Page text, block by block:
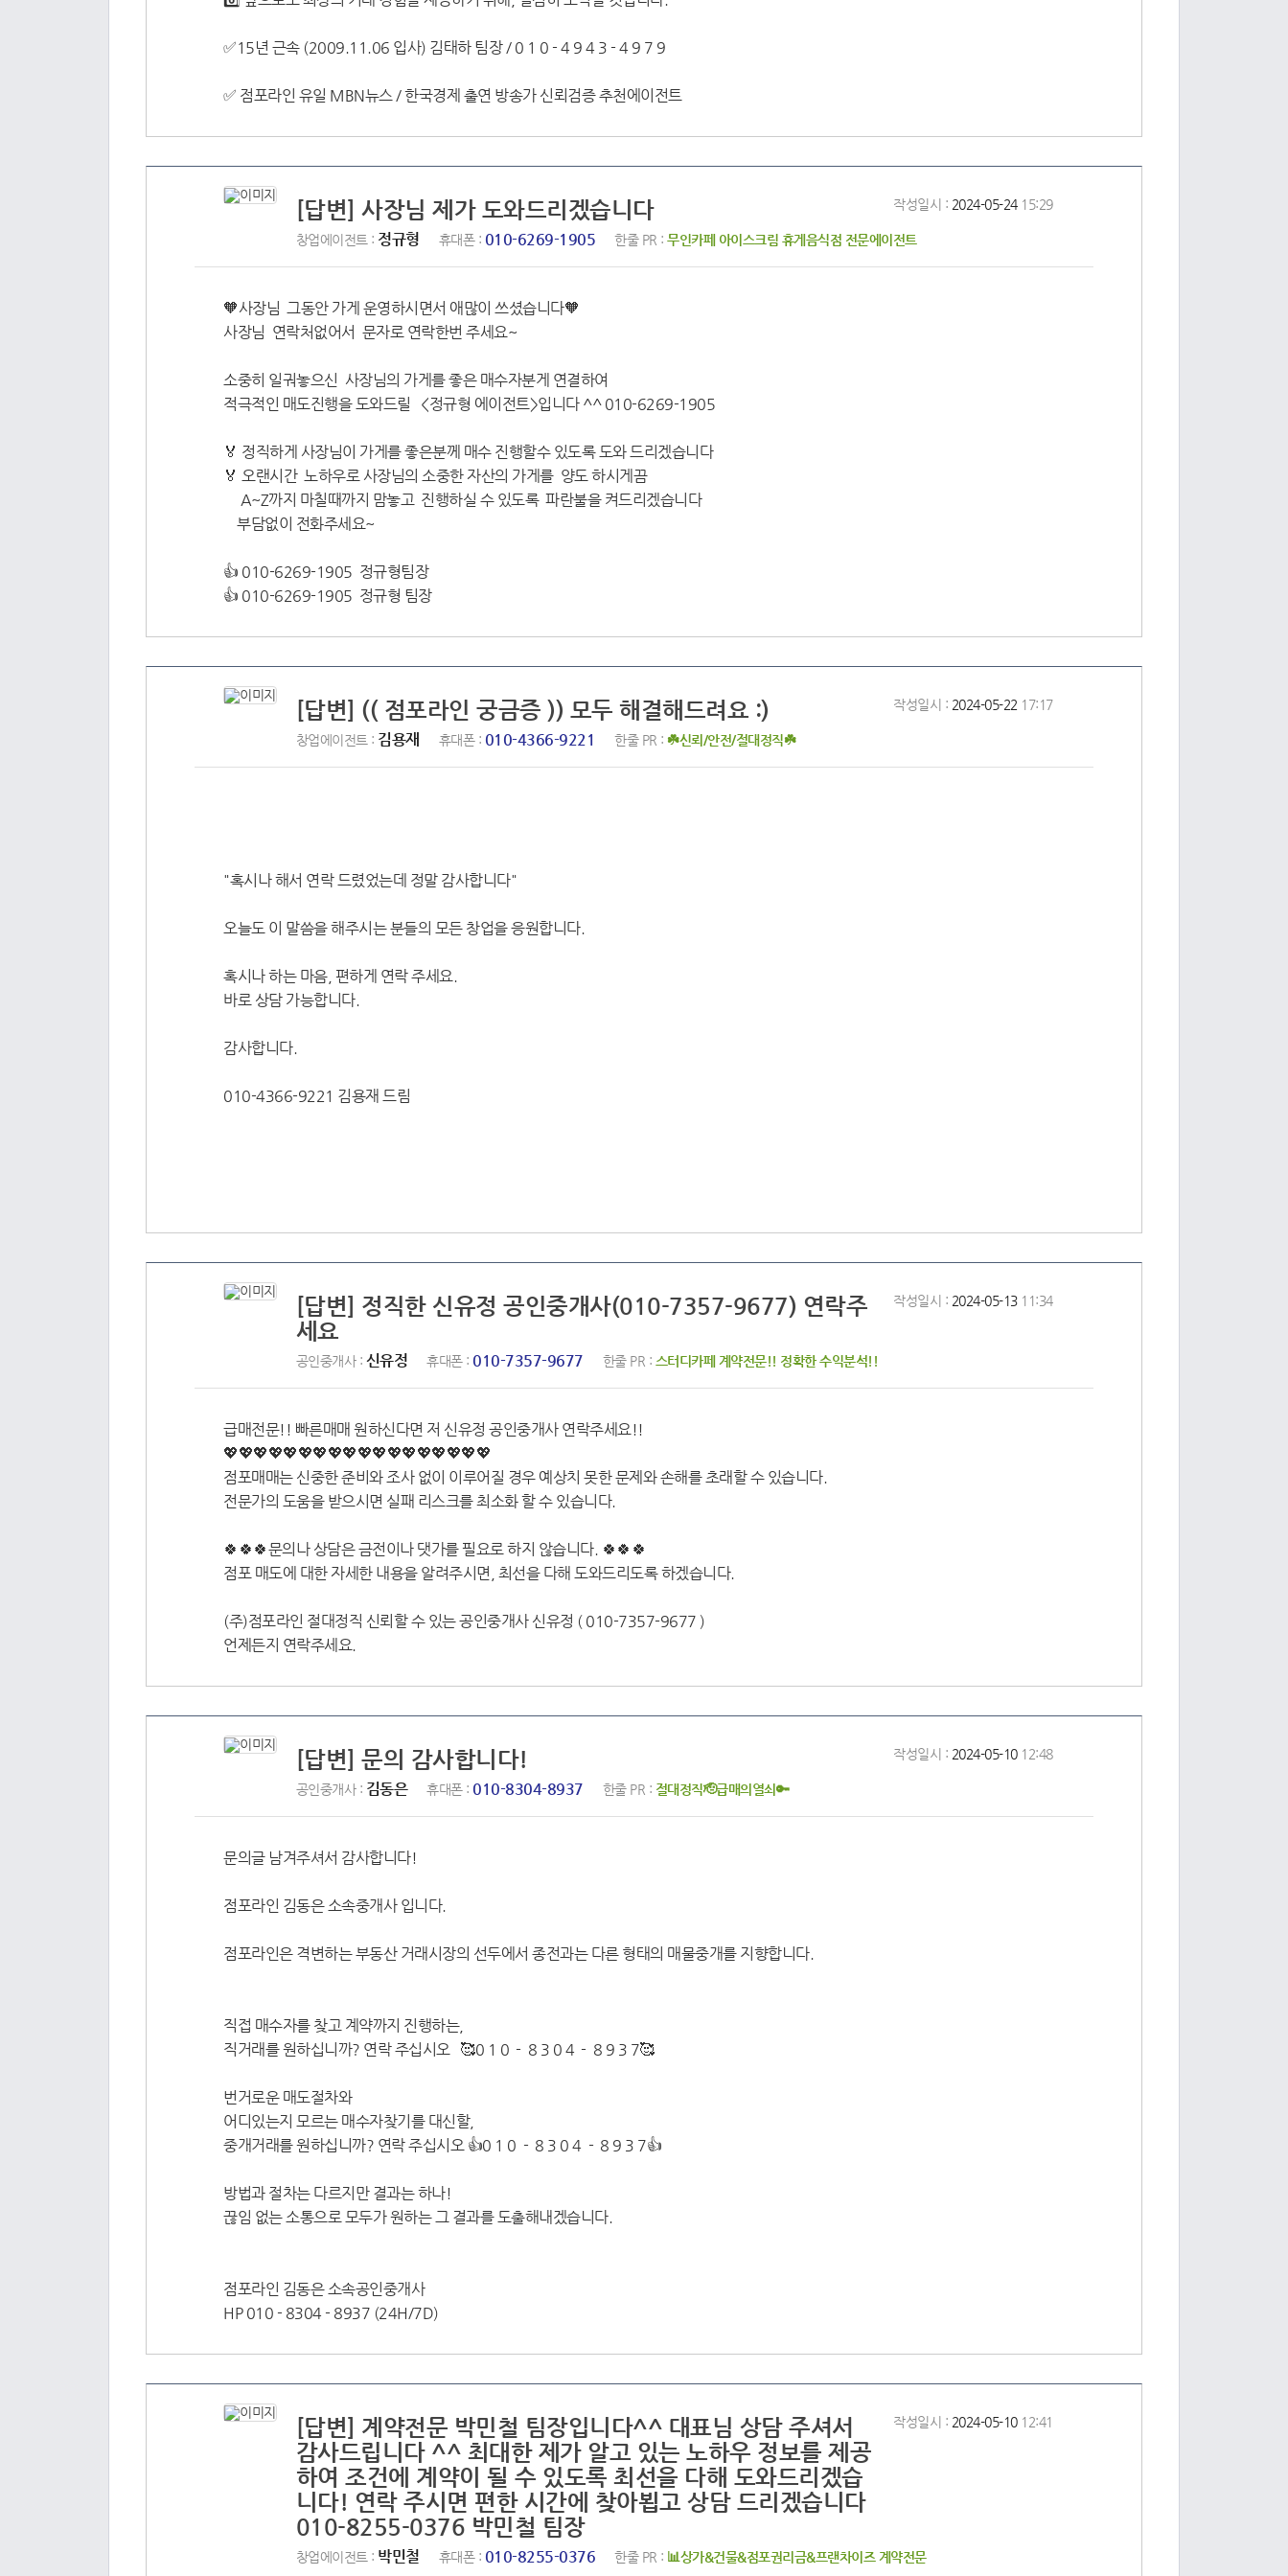
✅15년 근속 (2009.11.06 입사) 김태하 팀장 / 0 1 0 - 4 9 4 3 - 4 9 7 9
✅ 점포라인 유일 MBN뉴스 / 한국경제 출연 방송가 신뢰검증 추천에이전트
[답변] 사장님 제가 도와드리겠습니다 작성일시 : 2024-05-2415:29
창업에이전트 : 정규형 휴대폰 : 010-6269-1905 한줄 PR : 무인카페 아이스크림 휴게음식점 전문에이전트
🧡사장님 그동안 가게 운영하시면서 애많이 쓰셨습니다🧡
사장님 연락처없어서 문자로 연락한번 주세요~
소중히 일궈놓으신 사장님의 가게를 좋은 매수자분게 연결하여
적극적인 매도진행을 도와드릴 <정규형 에이전트>입니다 ^^ 010-6269-1905
🏅 정직하게 사장님이 가게를 좋은분께 매수 진행할수 있도록 도와 드리겠습니다
🏅 오랜시간 노하우로 사장님의 소중한 자산의 가게를 양도 하시게끔
A~Z까지 마칠때까지 맘놓고 진행하실 수 있도록 파란불을 켜드리겠습니다
부담없이 전화주세요~
👍 010-6269-1905 정규형팀장
👍 010-6269-1905 정규형 팀장
[답변] (( 점포라인 궁금증 )) 모두 해결해드려요 :) 작성일시 : 2024-05-22 17:17
창업에이전트 : 김용재 휴대폰 : 010-4366-9221 한줄 PR : ☘️신뢰/안전/절대정직☘️
"혹시나 해서 연락 드렸었는데 정말 감사합니다"
오늘도 이 말씀을 해주시는 분들의 모든 창업을 응원합니다.
혹시나 하는 마음, 편하게 연락 주세요.
바로 상담 가능합니다.
감사합니다.
010-4366-9221 김용재 드림
[답변] 정직한 신유정 공인중개사(010-7357-9677) 연락주
세요
작성일시 : 2024-05-1311:34
공인중개사 : 신유정 휴대폰 : 010-7357-9677 한줄 PR : 스터디카페 계약전문!! 정확한 수익분석!!
급매전문!! 빠른매매 원하신다면 저 신유정 공인중개사 연락주세요!!
💖💖💖💖💖💖💖💖💖💖💖💖💖💖💖💖💖💖
점포매매는 신중한 준비와 조사 없이 이루어질 경우 예상치 못한 문제와 손해를 초래할 수 있습니다.
전문가의 도움을 받으시면 실패 리스크를 최소화 할 수 있습니다.
🍀🍀🍀문의나 상담은 금전이나 댓가를 필요로 하지 않습니다. 🍀🍀🍀
점포 매도에 대한 자세한 내용을 알려주시면, 최선을 다해 도와드리도록 하겠습니다.
(주)점포라인 절대정직 신뢰할 수 있는 공인중개사 신유정 ( 010-7357-9677 )
언제든지 연락주세요.
[답변] 문의 감사합니다! 작성일시 : 2024-05-1012:48
공인중개사 : 김동은 휴대폰 : 010-8304-8937 한줄 PR : 절대정직🫡급매의열쇠🔑
문의글 남겨주셔서 감사합니다!
점포라인 김동은 소속중개사 입니다.
점포라인은 격변하는 부동산 거래시장의 선두에서 종전과는 다른 형태의 매물중개를 지향합니다.
직접 매수자를 찾고 계약까지 진행하는,
직거래를 원하십니까? 연락 주십시오 🥰0 1 0 - 8 3 0 4 - 8 9 3 7🥰
번거로운 매도절차와
어디있는지 모르는 매수자찾기를 대신할,
중개거래를 원하십니까? 연락 주십시오 👍0 1 0 - 8 3 0 4 - 8 9 3 7👍
방법과 절차는 다르지만 결과는 하나!
끊임 없는 소통으로 모두가 원하는 그 결과를 도출해내겠습니다.
점포라인 김동은 소속공인중개사
HP 010 - 8304 - 8937 (24H/7D)
[답변] 계약전문 박민철 팀장입니다^^ 대표님 상담 주셔서
감사드립니다 ^^ 최대한 제가 알고 있는 노하우 정보를 제공
하여 조건에 계약이 될 수 있도록 최선을 다해 도와드리겠습
니다! 연락 주시면 편한 시간에 찾아뵙고 상담 드리겠습니다
010-8255-0376 박민철 팀장
작성일시 : 2024-05-1012:41
창업에이전트 : 박민철 휴대폰 : 010-8255-0376 한줄 PR : 📊상가&건물&점포권리금&프랜차이즈 계약전문